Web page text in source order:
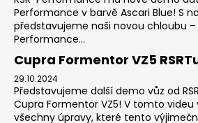
Performance v barvě Ascari Blue! S
představujeme naši novou chloubu –
Performance...
Cupra Formentor VZ5
29.10.2024
Představujeme další demo vůz od
Cupra Formentor VZ5! V tomto
všechny úpravy, které tento